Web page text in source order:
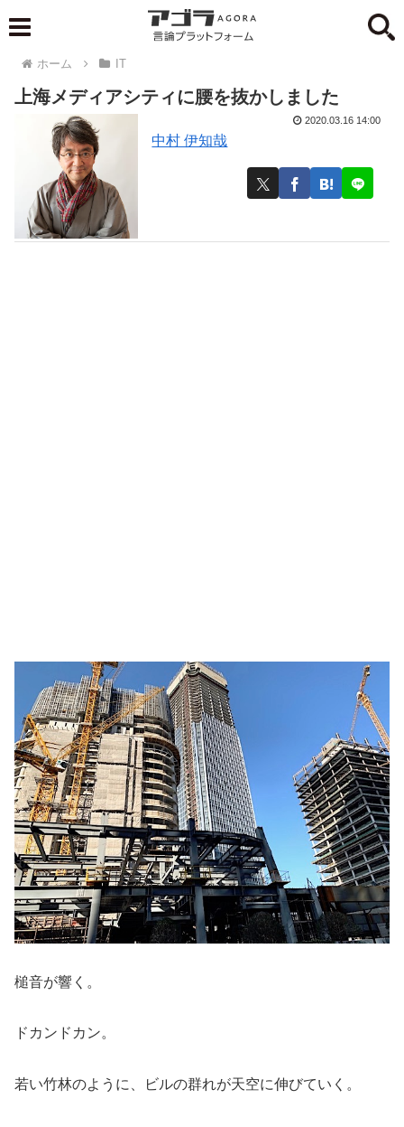
ホーム IT
上海メディアシティに腰を抜かしました
中村 伊知哉
2020.03.16 14:00
槌音が響く。
ドカンドカン。
若い竹林のように、ビルの群れが天空に伸びていく。